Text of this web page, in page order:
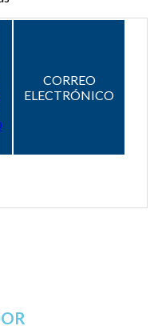
CORREO
ELECTRÓNICO